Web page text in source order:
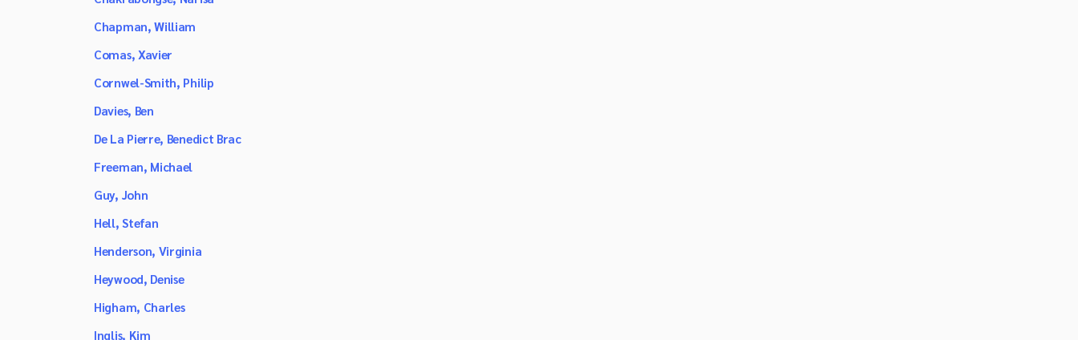
Chapman, William
Comas, Xavier
Cornwel-Smith, Philip
Davies, Ben
De La Pierre, Benedict Brac
Freeman, Michael
Guy, John
Hell, Stefan
Henderson, Virginia
Heywood, Denise
Higham, Charles
Inglis, Kim